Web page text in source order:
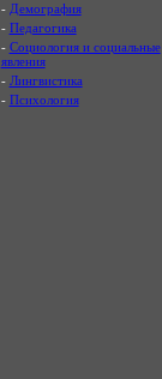
- Демография
- Педагогика
- Социология и социальные
явления
- Лингвистика
- Психология